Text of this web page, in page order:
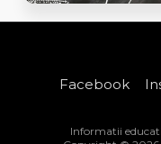
Facebook
Informatii